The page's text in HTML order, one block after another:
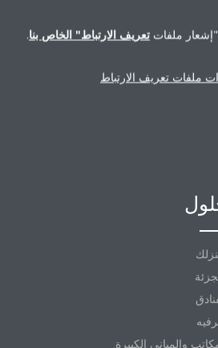
والمباني الكبيرة
"إشعار ملفات تعريف الارتباط" الخاص بنا.
ملفات تعريف الارتباط